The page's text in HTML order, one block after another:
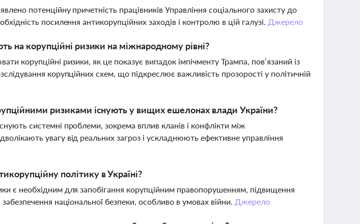
потенційну причетність працівників Управління соціального захисту до
посилення антикорупційних заходів і контролю в цій галузі. Джерело
на корупційні ризики на міжнародному рівні?
корупційні ризики, як це показує випадок імпічменту Трампа, пов’язаний із
корупційних схем, що підкреслює важливість прозорості у політичній
ризиками існують у вищих ешелонах влади України?
системні проблеми, зокрема вплив кланів і конфлікти між
увагу від реальних загроз і ускладнюють ефективне управління
політику в Україні?
є необхідним для запобігання корупційним правопорушенням, підвищення
національної безпеки, особливо в умовах війни. Джерело